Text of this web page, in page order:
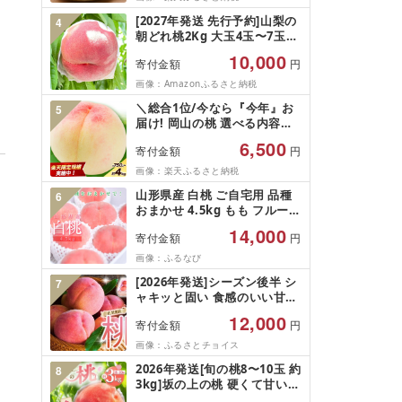
無料 産地直送 お取り寄せ [ 山
形県 天童市 ]
4
[2027年発送 先行予約]山梨の
朝どれ桃2Kg 大玉4玉〜7玉
頃発送)新鮮 朝どれ桃 もも モ
モ くだもの フルーツ 産地直
送 山梨県産 2027年発送 先行
予約 果物 大玉 富士吉田市
寄付金額 10,000 円
画像：Amazonふるさと納税
5
＼総合1位/今なら『今年』お
届け! 岡山の桃 選べる内容量
★4.2超え! 安心アフター保障
付き 清水白桃 桃 岡山 桃 シャ
インマスカット 桃 食べ比べ
数量限定 期間限定 お試し ク
ール配送 新鮮 厳選 送料無料
寄付金額 6,500 円
画像：楽天ふるさと納税
6
山形県産 白桃 ご自宅用 品種
おまかせ 4.5kg もも フルーツ
寄付金額 14,000 円
画像：ふるなび
7
[2026年発送]シーズン後半 シ
ャキッと固い 食感のいい甘い
(2kg規格箱入) 5〜8玉[全玉糖
度センサー選果][桃 もも モモ
令和8年発送 先行予約 完熟 甘
い 山梨県産 丹波山村 白桃 フ
ルーツ 果物 産地直送 momo]
寄付金額 12,000 円
画像：ふるさとチョイス
8
2026年発送[旬の桃8〜10玉 約
3kg]坂の上の桃 硬くて甘い!